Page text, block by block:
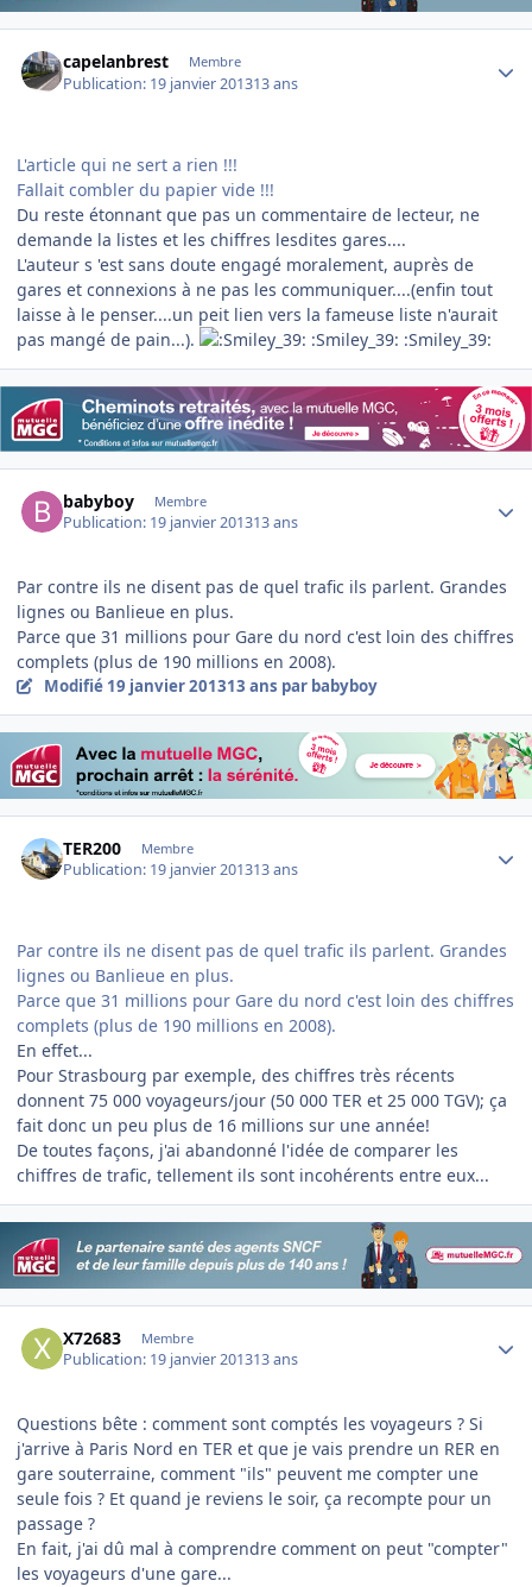
capelanbrest Membre
Publication: 19 janvier 201313 ans
L'article qui ne sert a rien !!!
Fallait combler du papier vide !!!
Du reste étonnant que pas un commentaire de lecteur, ne
demande la listes et les chiffres lesdites gares....
L'auteur s 'est sans doute engagé moralement, auprès de
gares et connexions à ne pas les communiquer....(enfin tout
laisse à le penser....un peit lien vers la fameuse liste n'aurait
pas mangé de pain...).
:Smiley_39: :Smiley_39:
babyboy Membre
Publication: 19 janvier 201313 ans
Par contre ils ne disent pas de quel trafic ils parlent. Grandes
lignes ou Banlieue en plus.
Parce que 31 millions pour Gare du nord c'est loin des chiffres
complets (plus de 190 millions en 2008).
Modifié 19 janvier 201313 ans par babyboy
TER200 Membre
Publication: 19 janvier 201313 ans
Par contre ils ne disent pas de quel trafic ils parlent. Grandes
lignes ou Banlieue en plus.
Parce que 31 millions pour Gare du nord c'est loin des chiffres
complets (plus de 190 millions en 2008).
En effet...
Pour Strasbourg par exemple, des chiffres très récents
donnent 75 000 voyageurs/jour (50 000 TER et 25 000 TGV); ça
fait donc un peu plus de 16 millions sur une année!
De toutes façons, j'ai abandonné l'idée de comparer les
chiffres de trafic, tellement ils sont incohérents entre eux...
X72683 Membre
Publication: 19 janvier 201313 ans
Questions bête : comment sont comptés les voyageurs ? Si
j'arrive à Paris Nord en TER et que je vais prendre un RER en
gare souterraine, comment "ils" peuvent me compter une
seule fois ? Et quand je reviens le soir, ça recompte pour un
passage ?
En fait, j'ai dû mal à comprendre comment on peut "compter"
les voyageurs d'une gare...